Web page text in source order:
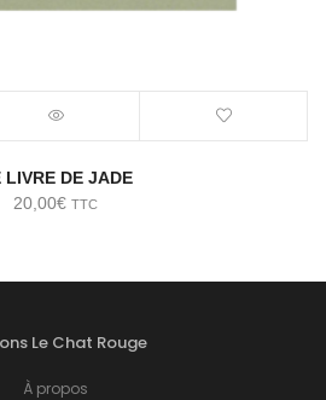
LIVRE DE JADE
20,00€ TTC
Le Chat Rouge
À propos